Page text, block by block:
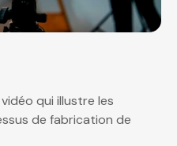
qui illustre les
de fabrication de